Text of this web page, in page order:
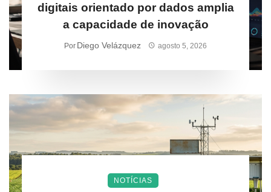
digitais orientado por dados amplia
a capacidade de inovação
Por Diego Velázquez agosto 5, 2026
NOTÍCIAS